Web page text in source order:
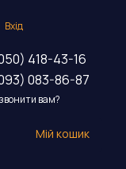
Вхід
418-43-16
083-86-87
вам?
Мій кошик